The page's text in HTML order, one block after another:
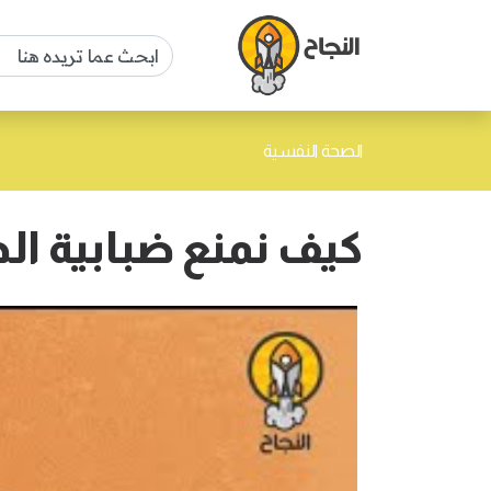
الصحة النفسية
كيف نمنع ضبابية